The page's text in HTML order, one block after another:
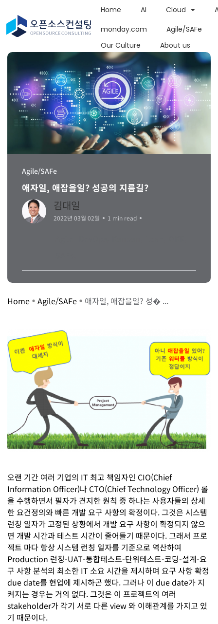
Home AI Cloud
monday.com
Agile/SAFe
Our Culture
About us
Agile/SAFe
애자일, 애잡을일? 성공의 지름길?
김대일
2022년 03월 02일 1 min read
Home Agile/SAFe 애자일, 애잡을일? 성� ...
오랜 기간 여러 기업의 IT 최고 책임자인 CIO(Chief
Information Officer)나 CTO(Chief Technology Officer) 롤
을 수행하면서 필자가 견지한 원칙 중 하나는 사용자들의 상세
한 요건정의와 빠른 개발 요구 사항의 확정이다. 그것은 시스템
런칭 일자가 고정된 상황에서 개발 요구 사항이 확정되지 않으
면 개발 시간과 테스트 시간이 줄어들기 때문이다. 그래서 프로
젝트 마다 항상 시스템 런칭 일자를 기준으로 역산하여
Production 런칭-UAT-통합테스트-단위테스트-코딩-설계-요
구 사항 분석의 최소한 IT 소요 시간을 제시하며 요구 사항 확정
due date를 현업에 제시하곤 했다. 그러나 이 due date가 지
켜지는 경우는 거의 없다. 그것은 이 프로젝트의 여러
stakeholder가 각기 서로 다른 view 와 이해관계를 가지고 있
기 때문이다.